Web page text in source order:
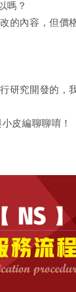
嗎？
的內容，但價
研究開發的，
皮編聊聊唷！